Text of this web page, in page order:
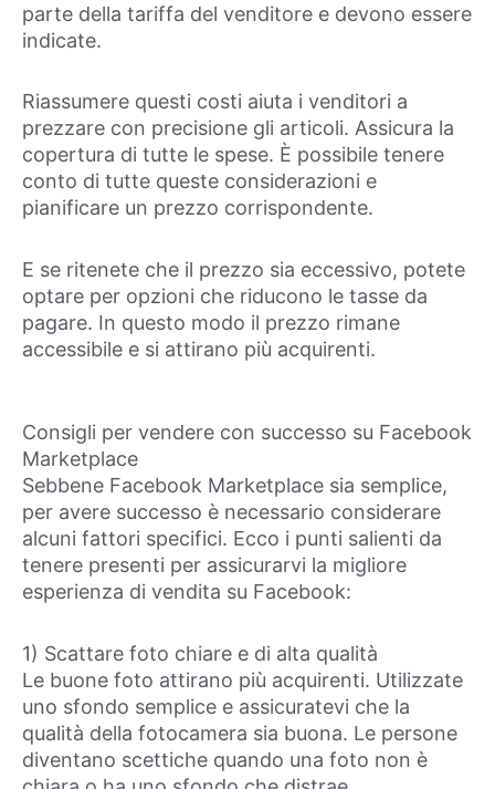
parte della tariffa del venditore e devono essere
indicate.
Riassumere questi costi aiuta i venditori a
prezzare con precisione gli articoli. Assicura la
copertura di tutte le spese. È possibile tenere
conto di tutte queste considerazioni e
pianificare un prezzo corrispondente.
E se ritenete che il prezzo sia eccessivo, potete
optare per opzioni che riducono le tasse da
pagare. In questo modo il prezzo rimane
accessibile e si attirano più acquirenti.
Consigli per vendere con successo su Facebook
Marketplace
Sebbene Facebook Marketplace sia semplice,
per avere successo è necessario considerare
alcuni fattori specifici. Ecco i punti salienti da
tenere presenti per assicurarvi la migliore
esperienza di vendita su Facebook:
1) Scattare foto chiare e di alta qualità
Le buone foto attirano più acquirenti. Utilizzate
uno sfondo semplice e assicuratevi che la
qualità della fotocamera sia buona. Le persone
diventano scettiche quando una foto non è